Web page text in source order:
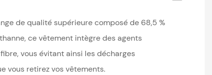
de qualité supérieure composé de 68,5 %
ce vêtement intègre des agents
vous évitant ainsi les décharges
vous retirez vos vêtements.